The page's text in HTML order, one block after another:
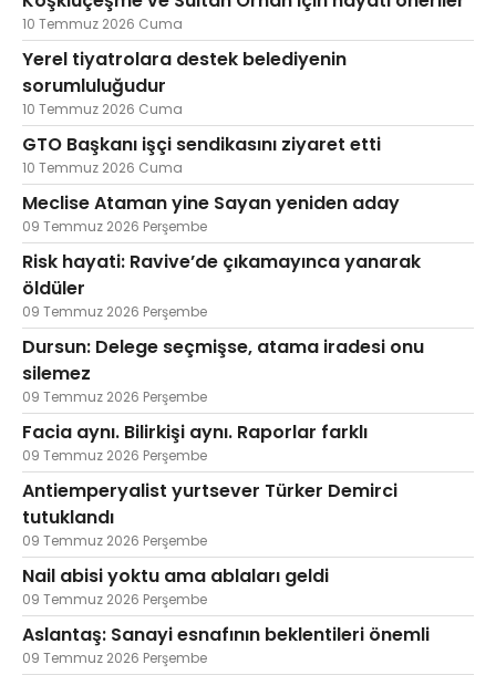
10 Temmuz 2026 Cuma
Yerel tiyatrolara destek belediyenin
sorumluluğudur
10 Temmuz 2026 Cuma
GTO Başkanı işçi sendikasını ziyaret etti
10 Temmuz 2026 Cuma
Meclise Ataman yine Sayan yeniden aday
09 Temmuz 2026 Perşembe
Risk hayati: Ravive’de çıkamayınca yanarak
öldüler
09 Temmuz 2026 Perşembe
Dursun: Delege seçmişse, atama iradesi onu
silemez
09 Temmuz 2026 Perşembe
Facia aynı. Bilirkişi aynı. Raporlar farklı
09 Temmuz 2026 Perşembe
Antiemperyalist yurtsever Türker Demirci
tutuklandı
09 Temmuz 2026 Perşembe
Nail abisi yoktu ama ablaları geldi
09 Temmuz 2026 Perşembe
Aslantaş: Sanayi esnafının beklentileri önemli
09 Temmuz 2026 Perşembe